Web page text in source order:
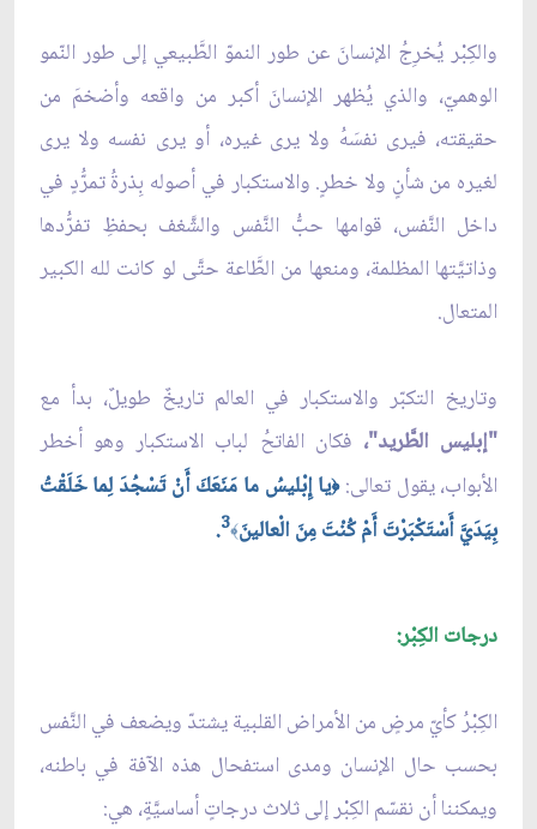
والكِبْر يُخرِجُ الإنسانَ عن طور النموّ الطَّبيعي إلى طور النّمو
الوهميّ، والذي يُظهر الإنسانَ أكبر من واقعه وأضخمَ من
حقيقته، فيرى نفسَهُ ولا يرى غيره، أو يرى نفسه ولا يرى
لغيره من شأنٍ ولا خطرٍ. والاستكبار في أصوله بِذرةُ تمرُّدٍ في
داخل النَّفس، قوامها حبُّ النَّفس والشَّغف بحفظِ تفرُّدها
وذاتيَّتها المظلمة، ومنعها من الطَّاعة حتَّى لو كانت لله الكبير
المتعال.
وتاريخ التكبّر والاستكبار في العالم تاريخٌ طويلٌ، بدأ مع
"إبليس الطَّريد"، فكان الفاتحُ لباب الاستكبار وهو أخطر
الأبواب، يقول تعالى: ﴿يا إِبْليسُ ما مَنَعَكَ أَنْ تَسْجُدَ لِما خَلَقْتُ
بِيَدَيَّ أَسْتَكْبَرْتَ أَمْ كُنْتَ مِنَ الْعالينَ﴾3
.
درجات الكِبْر:
الكِبْرُ كأيّ مرضٍ من الأمراض القلبية يشتدّ ويضعف في النَّفس
بحسب حال الإنسان ومدى استفحال هذه الآفة في باطنه،
ويمكننا أن نقسّم الكِبْر إلى ثلاث درجاتٍ أساسيَّةٍ، هي: